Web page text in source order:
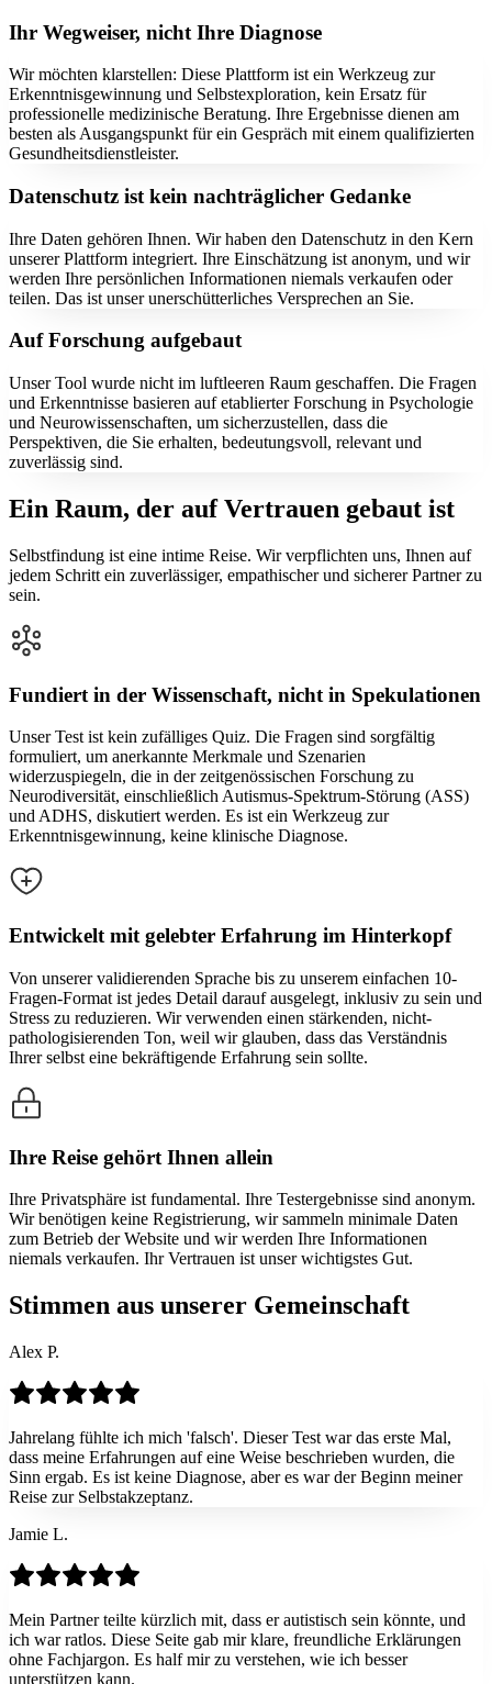
Ihr Wegweiser, nicht Ihre Diagnose
Wir möchten klarstellen: Diese Plattform ist ein Werkzeug zur
Erkenntnisgewinnung und Selbstexploration, kein Ersatz für
professionelle medizinische Beratung. Ihre Ergebnisse dienen am
besten als Ausgangspunkt für ein Gespräch mit einem qualifizierten
Gesundheitsdienstleister.
Datenschutz ist kein nachträglicher Gedanke
Ihre Daten gehören Ihnen. Wir haben den Datenschutz in den Kern
unserer Plattform integriert. Ihre Einschätzung ist anonym, und wir
werden Ihre persönlichen Informationen niemals verkaufen oder
teilen. Das ist unser unerschütterliches Versprechen an Sie.
Auf Forschung aufgebaut
Unser Tool wurde nicht im luftleeren Raum geschaffen. Die Fragen
und Erkenntnisse basieren auf etablierter Forschung in Psychologie
und Neurowissenschaften, um sicherzustellen, dass die
Perspektiven, die Sie erhalten, bedeutungsvoll, relevant und
zuverlässig sind.
Ein Raum, der auf Vertrauen gebaut ist
Selbstfindung ist eine intime Reise. Wir verpflichten uns, Ihnen auf
jedem Schritt ein zuverlässiger, empathischer und sicherer Partner zu
sein.
Fundiert in der Wissenschaft, nicht in Spekulationen
Unser Test ist kein zufälliges Quiz. Die Fragen sind sorgfältig
formuliert, um anerkannte Merkmale und Szenarien
widerzuspiegeln, die in der zeitgenössischen Forschung zu
Neurodiversität, einschließlich Autismus-Spektrum-Störung (ASS)
und ADHS, diskutiert werden. Es ist ein Werkzeug zur
Erkenntnisgewinnung, keine klinische Diagnose.
Entwickelt mit gelebter Erfahrung im Hinterkopf
Von unserer validierenden Sprache bis zu unserem einfachen 10-
Fragen-Format ist jedes Detail darauf ausgelegt, inklusiv zu sein und
Stress zu reduzieren. Wir verwenden einen stärkenden, nicht-
pathologisierenden Ton, weil wir glauben, dass das Verständnis
Ihrer selbst eine bekräftigende Erfahrung sein sollte.
Ihre Reise gehört Ihnen allein
Ihre Privatsphäre ist fundamental. Ihre Testergebnisse sind anonym.
Wir benötigen keine Registrierung, wir sammeln minimale Daten
zum Betrieb der Website und wir werden Ihre Informationen
niemals verkaufen. Ihr Vertrauen ist unser wichtigstes Gut.
Stimmen aus unserer Gemeinschaft
Alex P.
Jahrelang fühlte ich mich 'falsch'. Dieser Test war das erste Mal,
dass meine Erfahrungen auf eine Weise beschrieben wurden, die
Sinn ergab. Es ist keine Diagnose, aber es war der Beginn meiner
Reise zur Selbstakzeptanz.
Jamie L.
Mein Partner teilte kürzlich mit, dass er autistisch sein könnte, und
ich war ratlos. Diese Seite gab mir klare, freundliche Erklärungen
ohne Fachjargon. Es half mir zu verstehen, wie ich besser
unterstützen kann.